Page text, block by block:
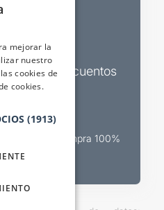
y descuentos
teatral Compra 100%
mejorar la
nuestro
cookies de
cookies.
(1913)